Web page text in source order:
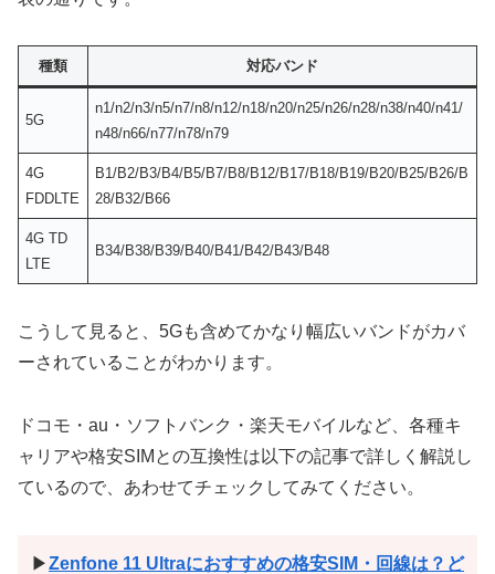
種類 対応バンド
5G
n1/n2/n3/n5/n7/n8/n12/n18/n20/n25/n26/n28/n38/n40/n41/
n48/n66/n77/n78/n79
4G
FDDLTE
B1/B2/B3/B4/B5/B7/B8/B12/B17/B18/B19/B20/B25/B26/B
28/B32/B66
4G TD
LTE
B34/B38/B39/B40/B41/B42/B43/B48
こうして見ると、5Gも含めてかなり幅広いバンドがカバ
ーされていることがわかります。
ドコモ・au・ソフトバンク・楽天モバイルなど、各種キ
ャリアや格安SIMとの互換性は以下の記事で詳しく解説し
ているので、あわせてチェックしてみてください。
▶Zenfone 11 Ultraにおすすめの格安SIM・回線は？ど